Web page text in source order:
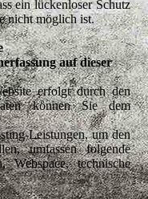
ein lückenloser Schutz
nicht möglich ist.
auf dieser
erfolgt durch den
können Sie dem
Leistungen, um den
umfassen folgende
Webspace, technische